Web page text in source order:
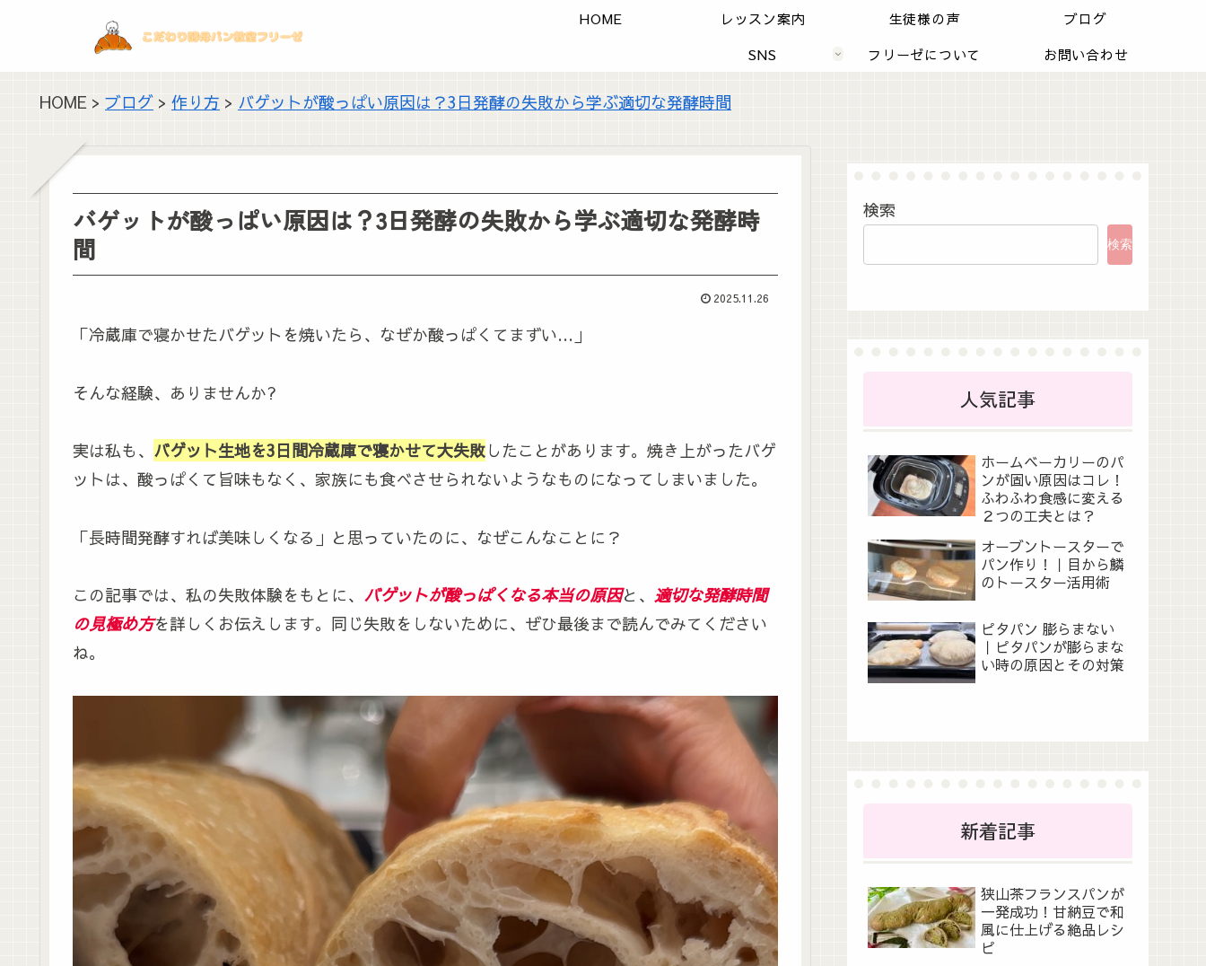
HOME レッスン案内 生徒様の声
ブログ
SNS
フリーゼについて お問い合わせ
HOME > ブログ > 作り方 > バゲットが酸っぱい原因は？3日発酵の失敗から学ぶ適切な発酵時間
バゲットが酸っぱい原因は？3日発酵の失敗から学ぶ適切な発酵時
間
2025.11.26
「冷蔵庫で寝かせたバゲットを焼いたら、なぜか酸っぱくてまずい…」
そんな経験、ありませんか?
実は私も、 バゲット生地を3日間冷蔵庫で寝かせて大失敗したことがあります。焼き上がったバゲ
ットは、酸っぱくて旨味もなく、家族にも食べさせられないようなものになってしまいました。
「長時間発酵すれば美味しくなる」と思っていたのに、なぜこんなことに？
この記事では、私の失敗体験をもとに、 バゲットが酸っぱくなる本当の原因と、 適切な発酵時間
の見極め方を詳しくお伝えします。同じ失敗をしないために、ぜひ最後まで読んでみてください
ね。
検索
検索
人気記事
ホームベーカリーのパ
ンが固い原因はコレ！
ふわふわ食感に変える
２つの工夫とは？
オーブントースターで
パン作り！｜目から鱗
のトースター活用術
ピタパン 膨らまない
｜ピタパンが膨らまな
い時の原因とその対策
新着記事
狭山茶フランスパンが
一発成功！甘納豆で和
風に仕上げる絶品レシ
ピ